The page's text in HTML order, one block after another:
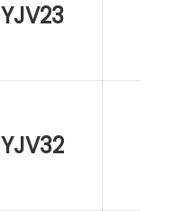
YJV23
YJV32